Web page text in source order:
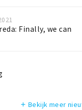
Finally, we can
add Bekijk meer